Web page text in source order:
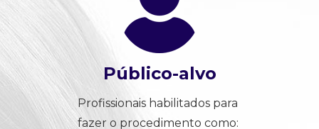
Profissionais habilitados para
fazer o procedimento como:
Público-alvo